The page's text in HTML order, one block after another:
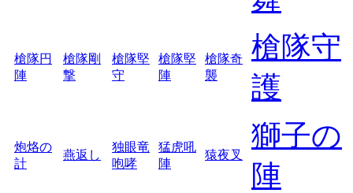
槍隊円
陣
槍隊剛
撃
槍隊堅
守
槍隊堅
陣
槍隊奇
襲
槍隊守
護
炮烙の
計
燕返し
独眼竜
咆哮
猛虎吼
陣
猿夜叉
獅子の
陣